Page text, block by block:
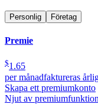
Personlig Företag
Premie
$1.65
per månadfaktureras
Skapa ett premiumkonto
Njut av